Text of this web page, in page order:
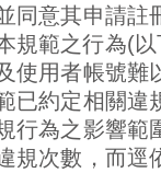
同意其申請註
規範之行為(
使用者帳號難
已約定相關違
行為之影響範
規次數，而逕